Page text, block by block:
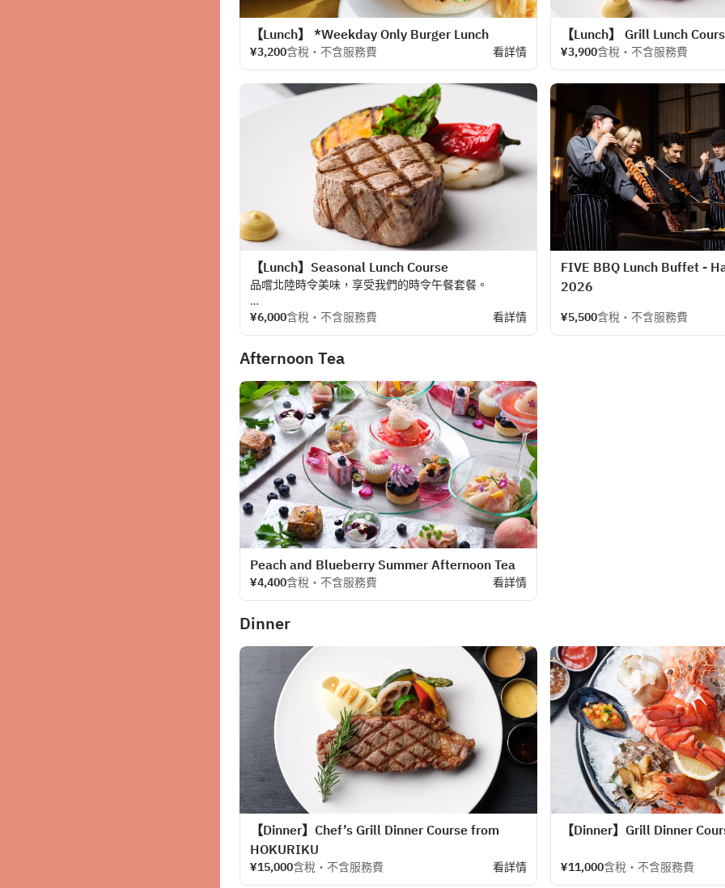
【Lunch】 *Weekday Only Burger Lunch
¥3,200含稅・不含服務費 看詳情
【Lunch】 Grill Lunch
¥3,900含稅・不含服務費
【Lunch】Seasonal Lunch Course
品嚐北陸時令美味，享受我們的時令午餐套餐。
我們精心準備了這份時令套餐，匯集了北陸引以為傲的
豐富新鮮海鮮和蔬菜。開胃菜選用內灘芝士，魚類菜餚
則選用石川縣河豚。主菜您可以選擇動態烤牛柳、能登
牛裡肌或烤鯛魚。無論是與家人朋友共度美好時光，或
是商務宴請，都是您的理想之選。請把握這次機會，盡
情品嚐北陸的特色食材。
¥6,000含稅・不含服務費 看詳情
FIVE BBQ Lunch Buffet -
2026
¥5,500含稅・不含服務費
Afternoon Tea
Peach and Blueberry Summer Afternoon Tea
¥4,400含稅・不含服務費 看詳情
Dinner
【Dinner】Chef’s Grill Dinner Course from
HOKURIKU
¥15,000含稅・不含服務費 看詳情
【Dinner】Grill Dinner
¥11,000含稅・不含服務費